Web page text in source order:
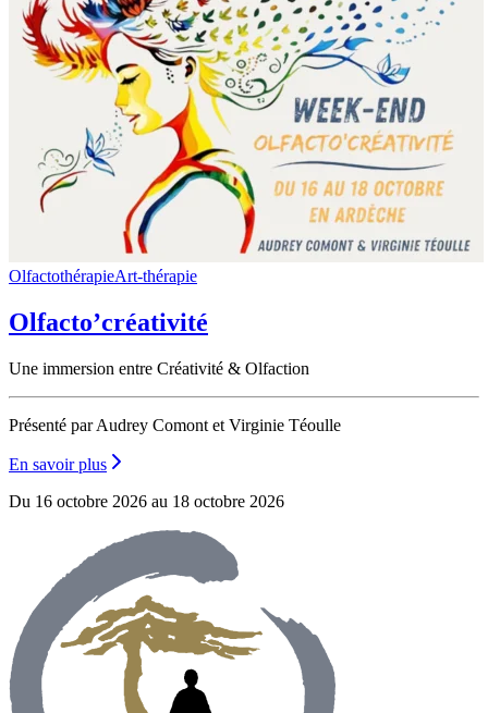
OlfactothérapieArt-thérapie
Olfacto’créativité
Une immersion entre Créativité & Olfaction
Présenté par Audrey Comont et Virginie Téoulle
En savoir plus
Du 16 octobre 2026 au 18 octobre 2026